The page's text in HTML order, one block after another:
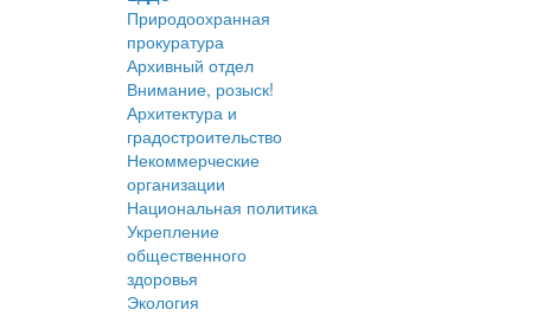
Природоохранная
прокуратура
Архивный отдел
Внимание, розыск!
Архитектура и
градостроительство
Некоммерческие
организации
Национальная политика
Укрепление
общественного
здоровья
Экология